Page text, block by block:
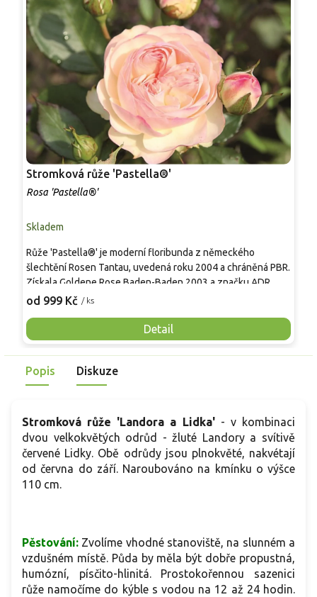
Stromková růže 'Pastella®'
Rosa 'Pastella®'
Skladem
od 999 Kč / ks
Detail
Růže 'Pastella®' je moderní floribunda z německého
šlechtění Rosen Tantau, uvedená roku 2004 a chráněná PBR.
Získala Goldene Rose Baden-Baden 2003 a značku ADR
2007 za zdravý růst s omezenou potřebou chemické
lesklými zelenými listy a běžnými trny. Od června do října
opakuje kvetení, květy 6–8 cm jsou hustě plné, krémově bílé
s růžovým líčkem, při dokvétání až do pistáciových tónů,
jemně ovocně až kořenitě vonné. Nabízena je i ve stromkové
formě na kmínku.
Popis Diskuze
Stromková růže 'Landora a Lidka'- v kombinaci
dvou velkokvětých odrůd - žluté Landory a svítivě
červené Lidky. Obě odrůdy jsou plnokvěté, nakvétají
od června do září. Naroubováno na kmínku o výšce
110 cm.
Pěstování: Zvolíme vhodné stanoviště, na slunném a
vzdušném místě. Půda by měla být dobře propustná,
humózní, písčito-hlinitá. Prostokořennou sazenici
růže namočíme do kýble s vodou na 12 až 24 hodin.